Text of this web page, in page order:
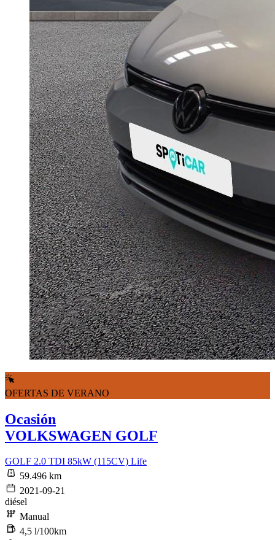
OFERTAS DE VERANO
Ocasión
VOLKSWAGEN GOLF
GOLF 2.0 TDI 85kW (115CV) Life
59.496 km
2021-09-21
diésel
Manual
4,5 l/100km